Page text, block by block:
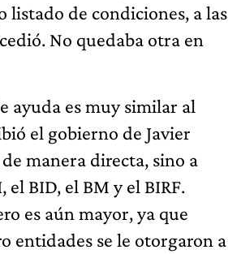
listado de condiciones, a las
No quedaba otra en
ayuda es muy similar al
el gobierno de Javier
manera directa, sino a
el BID, el BM y el BIRF.
es aún mayor, ya que
entidades se le otorgaron a